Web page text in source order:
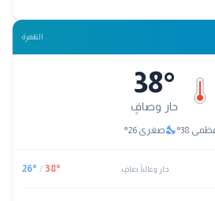
القاهرة
38°
حار وصافٍ
38
°
nights_stayصغرى 26
°
حار وغالباً صافٍ 38°
/
26°